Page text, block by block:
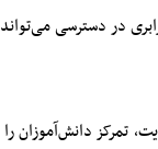
در دسترسی
تمرکز